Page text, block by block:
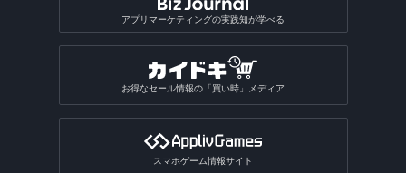
アプリマーケティングの実践知が学べる
お得なセール情報の「買い時」メディア
スマホゲーム情報サイト